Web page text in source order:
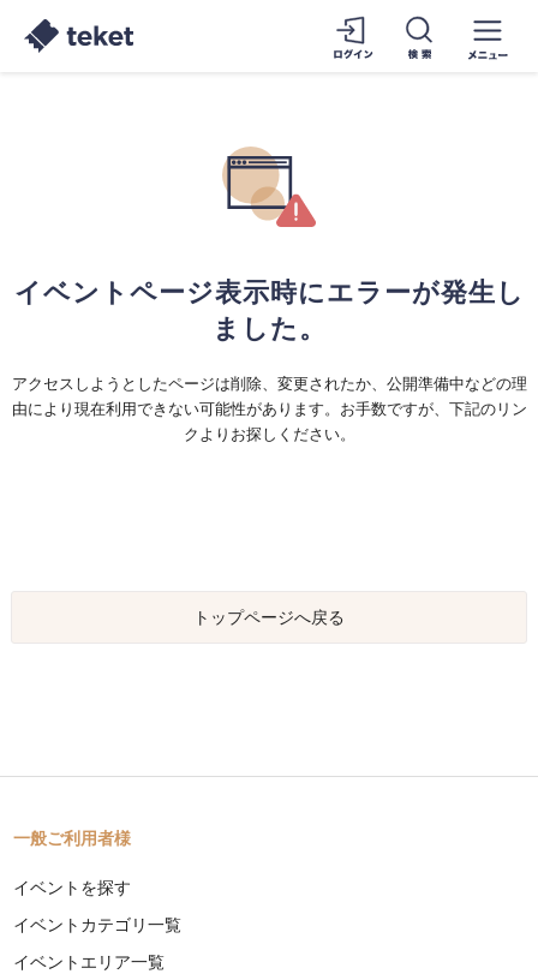
イベントページ表示時にエラーが発生し
ました。
アクセスしようとしたページは削除、変更されたか、公開準備中などの理
由により現在利用できない可能性があります。お手数ですが、下記のリン
クよりお探しください。
トップページへ戻る
一般ご利用者様
イベントを探す
イベントカテゴリ一覧
イベントエリア一覧